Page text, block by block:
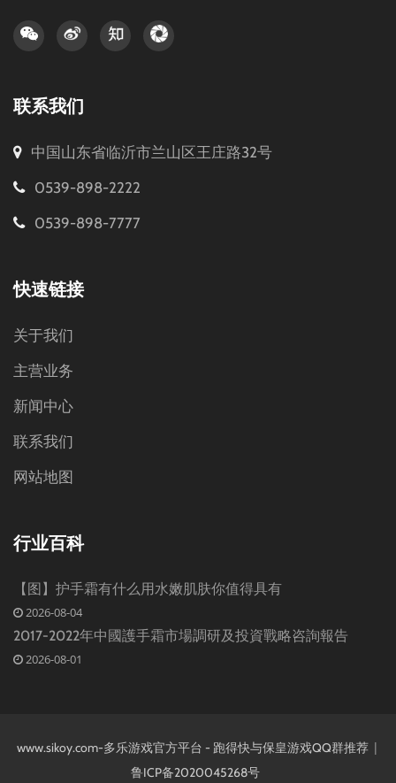
联系我们
中国山东省临沂市兰山区王庄路32号
0539-898-2222
0539-898-7777
快速链接
关于我们
主营业务
新闻中心
联系我们
网站地图
行业百科
【图】护手霜有什么用水嫩肌肤你值得具有
2026-08-04
2017-2022年中國護手霜市場調研及投資戰略咨詢報告
2026-08-01
www.sikoy.com-多乐游戏官方平台 - 跑得快与保皇游戏QQ群推荐 |
鲁ICP备2020045268号